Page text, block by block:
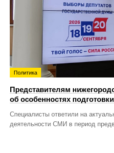
Политика
Представителям
об особенностях
Специалисты ответили на
деятельности СМИ в период